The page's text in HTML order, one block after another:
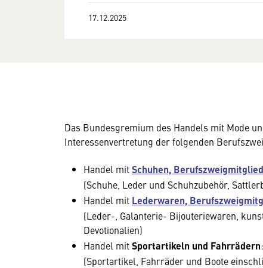
17.12.2025
Das Bundesgremium des Handels mit Mode
Interessenvertretung der folgenden
Handel mitSchuhen,
(Schuhe, Leder und Schuhzubehör,
Handel mit Lederwaren,
(Leder-, Galanterie- Bijouteriewaren,
Devotionalien)
Handel mitSportartikeln und Fahrrädern:
(Sportartikel, Fahrräder und Boote